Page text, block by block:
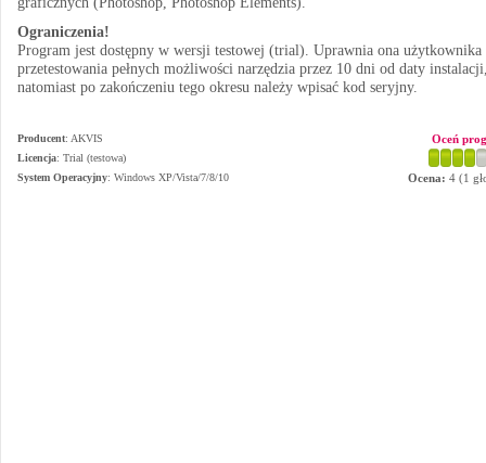
Ograniczenia!
Program jest dostępny w wersji testowej (trial). Uprawnia ona użytkownika
przetestowania pełnych możliwości narzędzia przez 10 dni od daty
natomiast po zakończeniu tego okresu należy wpisać kod seryjny.
Producent: AKVIS
Licencja: Trial (testowa)
System Operacyjny: Windows XP/Vista/7/8/10
Oceń
Ocena: 4 (1